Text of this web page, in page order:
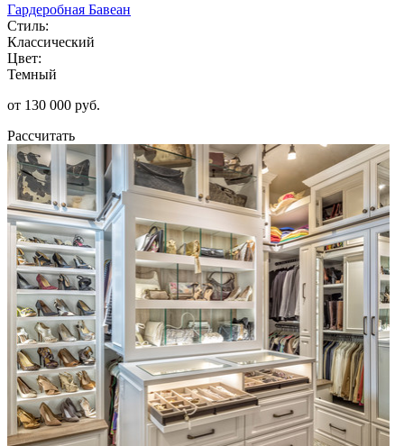
Гардеробная Бавеан
Стиль:
Классический
Цвет:
Темный
от 130 000 руб.
Рассчитать